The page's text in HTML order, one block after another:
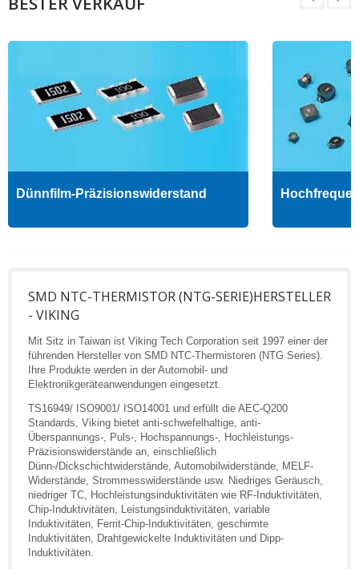
Dünnfilm-Präzisionswiderstand
SMD NTC-THERMISTOR (NTG-SERIE)HERSTELLER
- VIKING
Mit Sitz in Taiwan ist Viking Tech Corporation seit 1997 einer der
führenden Hersteller von SMD NTC-Thermistoren (NTG Series).
Ihre Produkte werden in der Automobil- und
Elektronikgeräteanwendungen eingesetzt.
TS16949/ ISO9001/ ISO14001 und erfüllt die AEC-Q200
Standards, Viking bietet anti-schwefelhaltige, anti-
Überspannungs-, Puls-, Hochspannungs-, Hochleistungs-
Präzisionswiderstände an, einschließlich
Dünn-/Dickschichtwiderstände, Automobilwiderstände, MELF-
Widerstände, Strommesswiderstände usw. Niedriges Geräusch,
niedriger TC, Hochleistungsinduktivitäten wie RF-Induktivitäten,
Chip-Induktivitäten, Leistungsinduktivitäten, variable
Induktivitäten, Ferrit-Chip-Induktivitäten, geschirmte
Induktivitäten, Drahtgewickelte Induktivitäten und Dipp-
Induktivitäten.